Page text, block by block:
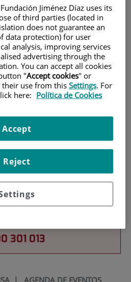
301 013
| AGENDA DE EVENTOS
Jiménez Díaz uses its
of third parties (located in
does not guarantee an
data protection) for user
analysis, improving services
advertising through the
You can accept all cookies
"Accept cookies" or
their use from this Settings. For
here: Política de Cookies
Reject
Accept